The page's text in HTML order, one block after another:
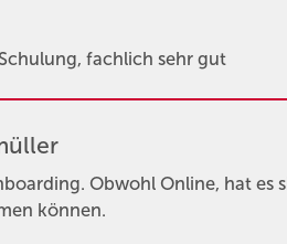
fachlich sehr gut
Obwohl Online, hat
können.